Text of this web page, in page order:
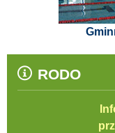
RODO